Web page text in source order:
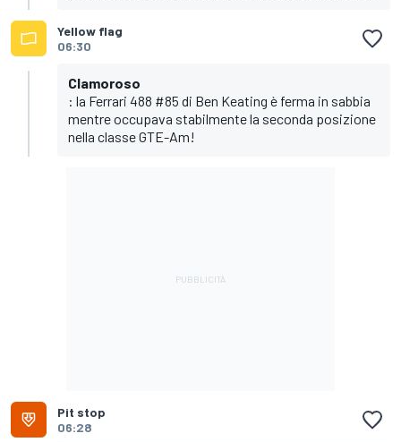
Yellow flag
06:30
Clamoroso
: la Ferrari 488 #85 di Ben Keating è ferma in sabbia
mentre occupava stabilmente la seconda posizione
nella classe GTE-Am!
Pit stop
06:28